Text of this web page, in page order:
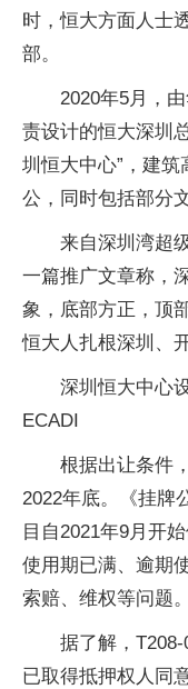
时，恒大方面人士
部。
2020年5月，
责设计的恒大深圳
圳恒大中心”，建
公，同时包括部分
来自深圳湾超
一篇推广文章称，
象，底部方正，顶
恒大人扎根深圳、
深圳恒大中心
ECADI
根据出让条件
2022年底。《挂牌
目自2021年9月开
使用期已满、逾期
索赔、维权等问题。
据了解，
已取得抵押权人同意